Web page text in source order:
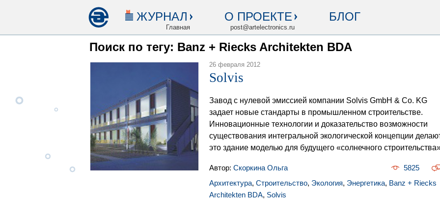
ЖУРНАЛ
Главная
О ПРОЕКТЕ
post@artelectronics.ru
БЛОГ
Поиск по тегу: Banz + Riecks Architekten BDA
26 февраля 2012
Solvis
Завод с нулевой эмиссией компании Solvis GmbH & Co. KG
задает новые стандарты в промышленном строительстве.
Инновационные технологии и доказательство возможности
существования интегральной экологической концепции
это здание моделью для будущего «солнечного
Автор: Скоркина Ольга
5825
Архитектура, Строительство, Экология, Энергетика, Banz + Riecks
Architekten BDA, Solvis